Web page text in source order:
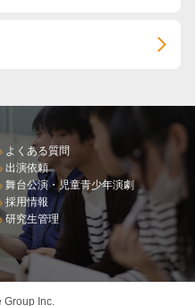
よくある質問
出演依頼
舞台公演・児童青少年演劇
採用情報
研究生管理
Group Inc.